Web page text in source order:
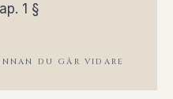
1 §
DU GÅR VIDARE